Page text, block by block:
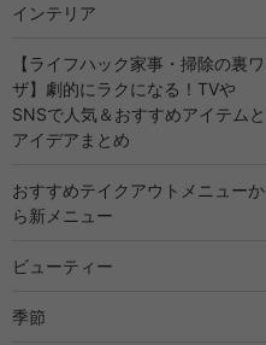
インテリア
【ライフハック家事・掃除の裏ワ
ザ】劇的にラクになる！TVや
SNSで人気＆おすすめアイテムと
アイデアまとめ
おすすめテイクアウトメニューか
ら新メニュー
ビューティー
季節